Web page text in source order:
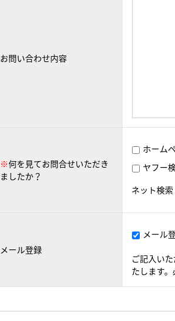
お問い合わせ内容
※何を見てお問合せいただき
ましたか？
ホーム
ヤフー
ネット検
メール登録
メール
ご記入い
たします